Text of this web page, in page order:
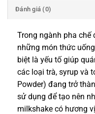
Đánh giá (0)
Trong ngành pha chế
những món thức
biệt là yếu tố giúp
các loại trà, syrup và
Powder) đang trở
sử dụng để tạo nên
milkshake có hương